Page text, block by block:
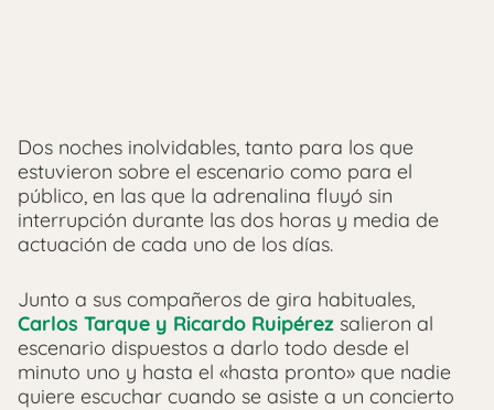
Dos noches inolvidables, tanto para los que
estuvieron sobre el escenario como para el
público, en las que la adrenalina fluyó sin
interrupción durante las dos horas y media de
actuación de cada uno de los días.
Junto a sus compañeros de gira habituales,
Carlos Tarque y Ricardo Ruipérez salieron al
escenario dispuestos a darlo todo desde el
minuto uno y hasta el «hasta pronto» que nadie
quiere escuchar cuando se asiste a un concierto